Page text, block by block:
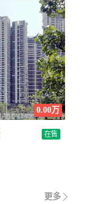
0.00万
在售
更多